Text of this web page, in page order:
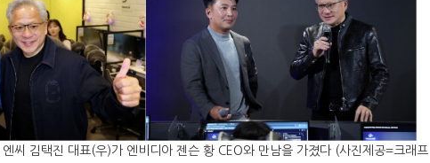
씨 김택진 대표(우)가 엔비디아 젠슨 황 CEO와 만남을 가졌다 (사진제공=크래프